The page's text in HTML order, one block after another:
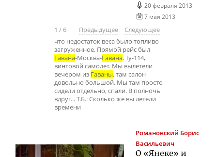
20 февраля 2013
7 мая 2013
1 / 6 Предыдущее
Следующее
что недостаток веса было топливо
загруженное. Прямой рейс был
Гавана-Москва-Гавана. Ту-114,
винтовой самолет. Мы вылетели
вечером из Гаваны, там салон
довольно большой. Мы там просто
сидели отдельно, спали. В полночь
вдруг... Т.Б.: Сколько же вы летели
времени
Романовский Борис
Васильевич
О «Янеке» и